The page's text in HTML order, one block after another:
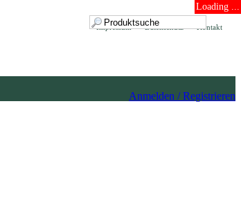
Loading ...
Kontakt
Datenschutz
Impressum
Anmelden / Registrieren